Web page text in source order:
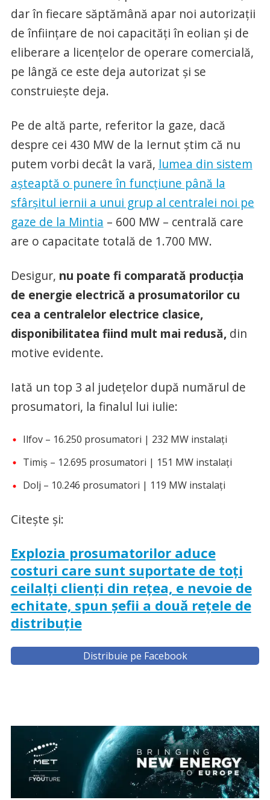
dar în fiecare săptămână apar noi autorizații
de înființare de noi capacități în eolian și de
eliberare a licențelor de operare comercială,
pe lângă ce este deja autorizat și se
construiește deja.
Pe de altă parte, referitor la gaze, dacă
despre cei 430 MW de la Iernut știm că nu
putem vorbi decât la vară, lumea din sistem
așteaptă o punere în funcțiune până la
sfârșitul iernii a unui grup al centralei noi pe
gaze de la Mintia – 600 MW – centrală care
are o capacitate totală de 1.700 MW.
Desigur, nu poate fi comparată producția
de energie electrică a prosumatorilor cu
cea a centralelor electrice clasice,
disponibilitatea fiind mult mai redusă,din
motive evidente.
Iată un top 3 al județelor după numărul de
prosumatori, la finalul lui iulie:
Ilfov – 16.250 prosumatori | 232 MW instalați
Timiș – 12.695 prosumatori | 151 MW instalați
Dolj – 10.246 prosumatori | 119 MW instalați
Citește și:
Explozia prosumatorilor aduce
costuri care sunt suportate de toți
ceilalți clienți din rețea, e nevoie de
echitate, spun șefii a două rețele de
distribuție
Distribuie pe Facebook